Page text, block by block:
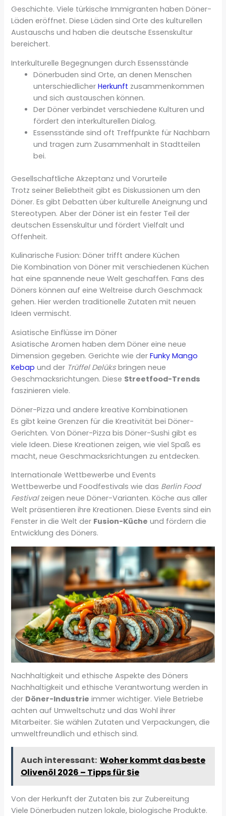
Geschichte. Viele türkische Immigranten haben Döner-
Läden eröffnet. Diese Läden sind Orte des kulturellen
Austauschs und haben die deutsche Essenskultur
bereichert.
Interkulturelle Begegnungen durch Essensstände
Dönerbuden sind Orte, an denen Menschen
unterschiedlicherHerkunft zusammenkommen
und sich austauschen können.
Der Döner verbindet verschiedene Kulturen und
fördert den interkulturellen Dialog.
Essensstände sind oft Treffpunkte für Nachbarn
und tragen zum Zusammenhalt in Stadtteilen
bei.
Gesellschaftliche Akzeptanz und Vorurteile
Trotz seiner Beliebtheit gibt es Diskussionen um den
Döner. Es gibt Debatten über kulturelle Aneignung und
Stereotypen. Aber der Döner ist ein fester Teil der
deutschen Essenskultur und fördert Vielfalt und
Offenheit.
Kulinarische Fusion: Döner trifft andere Küchen
Die Kombination von Döner mit verschiedenen Küchen
hat eine spannende neue Welt geschaffen. Fans des
Döners können auf eine Weltreise durch Geschmack
gehen. Hier werden traditionelle Zutaten mit neuen
Ideen vermischt.
Asiatische Einflüsse im Döner
Asiatische Aromen haben dem Döner eine neue
Dimension gegeben. Gerichte wie derFunky Mango
Kebap und der Trüffel Delüks bringen neue
Geschmacksrichtungen. Diese Streetfood-Trends
faszinieren viele.
Döner-Pizza und andere kreative Kombinationen
Es gibt keine Grenzen für die Kreativität bei Döner-
Gerichten. Von Döner-Pizza bis Döner-Sushi gibt es
viele Ideen. Diese Kreationen zeigen, wie viel Spaß es
macht, neue Geschmacksrichtungen zu entdecken.
Internationale Wettbewerbe und Events
Wettbewerbe und Foodfestivals wie das Berlin Food
Festivalzeigen neue Döner-Varianten. Köche aus aller
Welt präsentieren ihre Kreationen. Diese Events sind ein
Fenster in die Welt der Fusion-Küche und fördern die
Entwicklung des Döners.
Nachhaltigkeit und ethische Aspekte des Döners
Nachhaltigkeit und ethische Verantwortung werden in
der Döner-Industrie immer wichtiger. Viele Betriebe
achten auf Umweltschutz und das Wohl ihrer
Mitarbeiter. Sie wählen Zutaten und Verpackungen, die
umweltfreundlich und ethisch sind.
Auch interessant: Woher kommt das beste
Olivenöl 2026 – Tipps für Sie
Von der Herkunft der Zutaten bis zur Zubereitung
Viele Dönerbuden nutzen lokale, biologische Produkte.